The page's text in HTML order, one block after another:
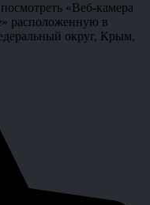
«Веб-камера
расположенную в
округ, Крым,